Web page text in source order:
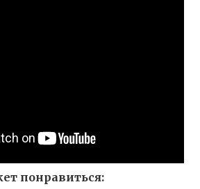
понравиться: